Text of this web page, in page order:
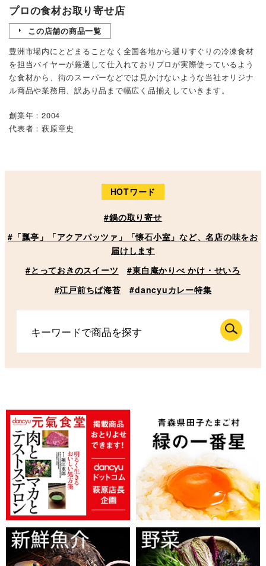
プロの食材お取り寄せ店
この店舗の商品一覧
豊洲市場内にとどまることなく全国各地から選りすぐりの冷凍食材
を担当バイヤーが厳選して仕入れておりプロが実際使っているよう
な食材から、街のスーパーなどでは見かけないような当社オリジナ
ル商品や業務用、訳あり品まで幅広く品揃えしていきます。
創業年：2004
代表者：萩原章史
HOTワード
#鍋の取り寄せ
#「瓢亭」「アクアパッツァ」「懐石小室」など、名店の味をお
届けします
#とっておきのスイーツ
#東白庵かりべ かけ・せいろ
#江戸前ちば海苔
#dancyuカレー特集